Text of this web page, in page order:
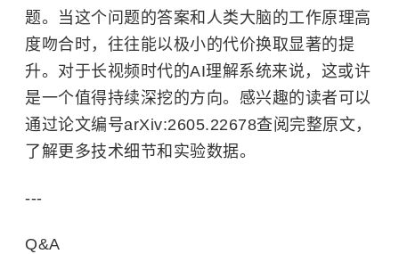
题。当这个问题的答案和人类大脑的工作原理高
度吻合时，往往能以极小的代价换取显著的提
升。对于长视频时代的AI理解系统来说，这或许
是一个值得持续深挖的方向。感兴趣的读者可以
通过论文编号arXiv:2605.22678查阅完整原文，
了解更多技术细节和实验数据。
---
Q&A